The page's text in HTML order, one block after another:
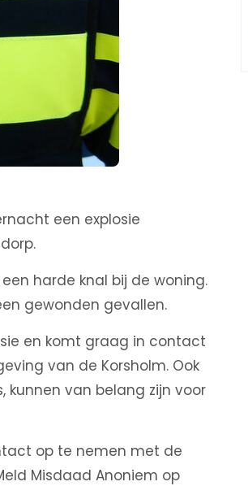
een explosie
harde knal bij de woning.
gewonden gevallen.
en komt graag in contact
van de Korsholm. Ook
kunnen van belang zijn voor
op te nemen met de
Misdaad Anoniem op